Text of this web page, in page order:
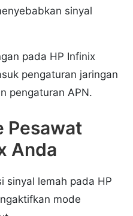
sinyal
pada HP Infinix
pengaturan jaringan
pengaturan APN.
Pesawat
Anda
sinyal lemah pada HP
mode